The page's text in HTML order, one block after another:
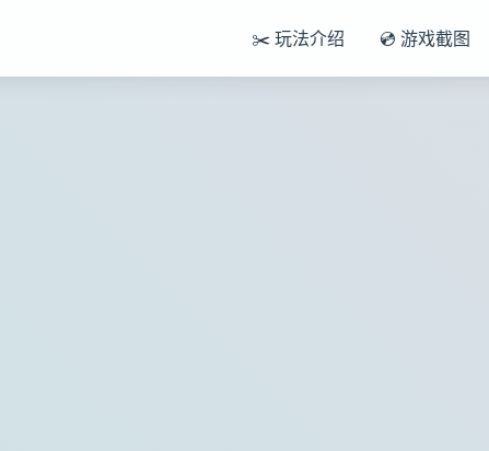
✂️ 玩法介绍 💿 游戏截图